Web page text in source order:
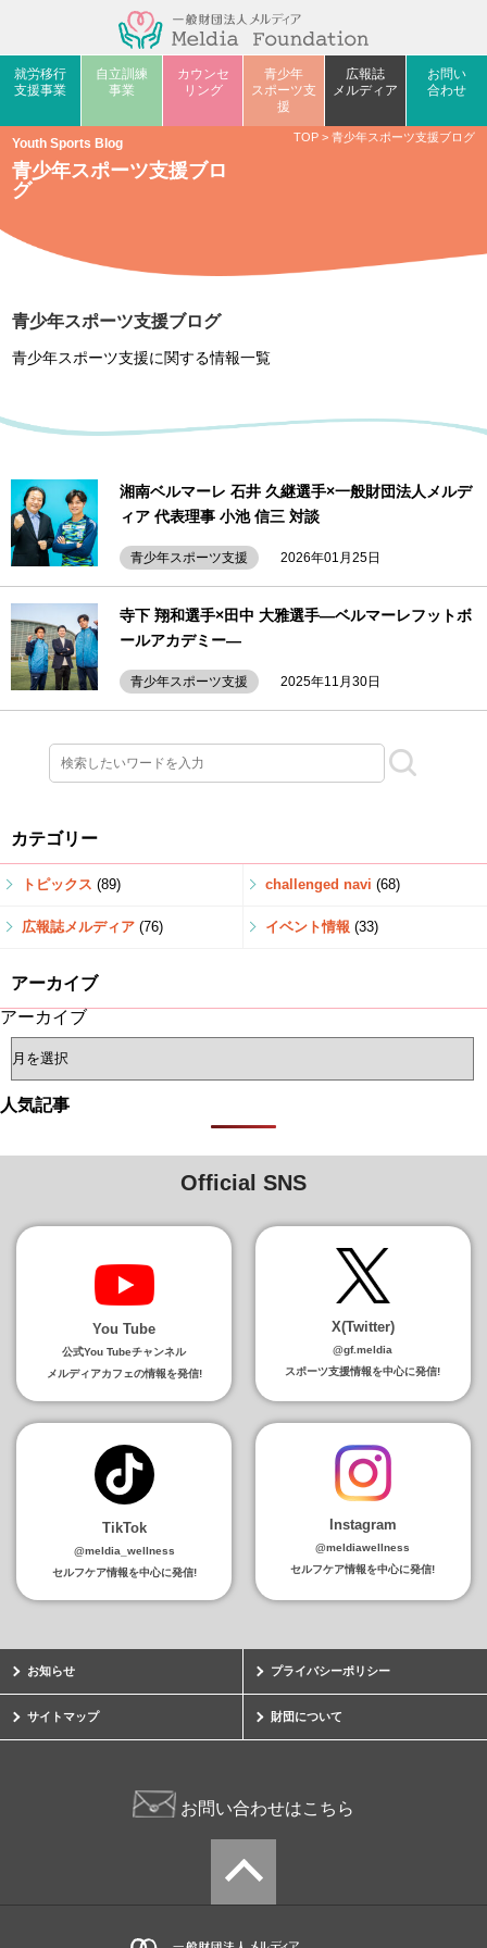
就労移行
支援事業
自立訓練
事業
カウンセ
リング
青少年
スポーツ支
援
広報誌
メルディア
お問い
合わせ
Youth Sports Blog
青少年スポーツ支援ブロ
グ
TOP> 青少年スポーツ支援ブログ
青少年スポーツ支援ブログ
青少年スポーツ支援に関する情報一覧
湘南ベルマーレ 石井 久継選手×一般財団法人メルデ
ィア 代表理事 小池 信三 対談
青少年スポーツ支援 2026年01月25日
寺下 翔和選手×田中 大雅選手―ベルマーレフットボ
ールアカデミー―
青少年スポーツ支援 2025年11月30日
カテゴリー
トピックス (89) challenged navi (68)
広報誌メルディア (76) イベント情報 (33)
アーカイブ
アーカイブ
人気記事
Official SNS
You Tube
公式You Tubeチャンネル
メルディアカフェの情報を発信!
X(Twitter)
@gf.meldia
スポーツ支援情報を中心に発信!
TikTok
@meldia_wellness
セルフケア情報を中心に発信!
Instagram
@meldiawellness
セルフケア情報を中心に発信!
お知らせ プライバシーポリシー
サイトマップ 財団について
お問い合わせはこちら